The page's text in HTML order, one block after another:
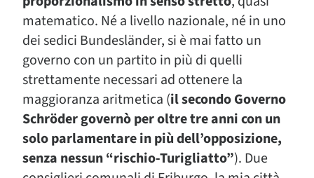
matematico. Né a livello nazionale, né in uno
dei sedici Bundesländer, si è mai fatto un
governo con un partito in più di quelli
strettamente necessari ad ottenere la
maggioranza aritmetica (il secondo Governo
Schröder governò per oltre tre anni con un
solo parlamentare in più dell’opposizione,
senza nessun “rischio-Turigliatto”). Due